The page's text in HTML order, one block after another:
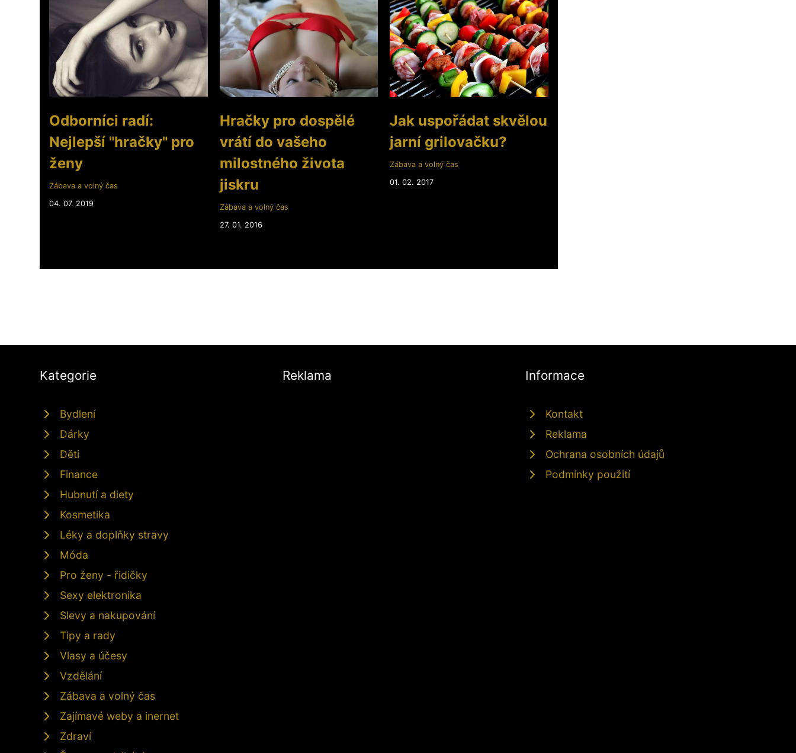
Odborníci radí:
Nejlepší "hračky" pro
ženy
Zábava a volný čas
04. 07. 2019
Hračky pro dospělé
vrátí do vašeho
milostného života
jiskru
Zábava a volný čas
27. 01. 2016
Jak uspořádat skvělou
jarní grilovačku?
Zábava a volný čas
01. 02. 2017
Kategorie
Bydlení
Dárky
Děti
Finance
Hubnutí a diety
Kosmetika
Léky a doplňky stravy
Móda
Pro ženy - řidičky
Sexy elektronika
Slevy a nakupování
Tipy a rady
Vlasy a účesy
Vzdělání
Zábava a volný čas
Zajímavé weby a inernet
Zdraví
Reklama Informace
Kontakt
Reklama
Ochrana osobních údajů
Podmínky použití